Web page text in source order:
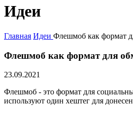
Идеи
Главная Идеи Флешмоб как формат
Флешмоб как формат для
23.09.2021
Флешмоб - это формат для
используют один хештег для